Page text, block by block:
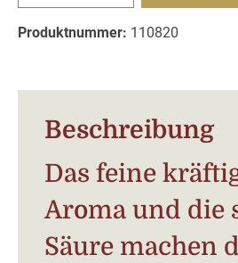
Produktnummer: 110820
Beschreibung
Das feine
Aroma und die
Säure machen